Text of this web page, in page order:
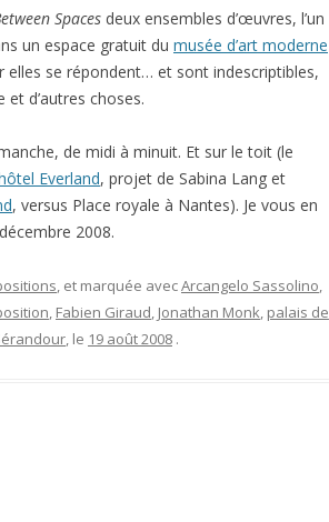
Spaces deux ensembles d’œuvres, l’un
un espace gratuit du musée d’art moderne
elles se répondent… et sont indescriptibles,
d’autres choses.
de midi à minuit. Et sur le toit (le
Everland, projet de Sabina Lang et
, versus Place royale à Nantes). Je vous en
2008.
, et marquée avecArcangelo Sassolino,
, Fabien Giraud, Jonathan Monk, palais de
, le 19 août 2008 .